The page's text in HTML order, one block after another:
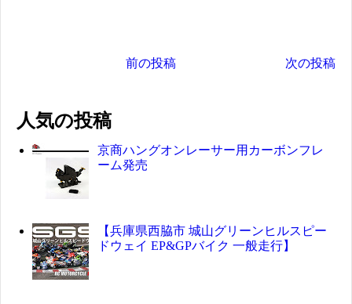
前の投稿 次の投稿
人気の投稿
京商ハングオンレーサー用カーボンフレ
ーム発売
【兵庫県西脇市 城山グリーンヒルスピー
ドウェイ EP&GPバイク 一般走行】